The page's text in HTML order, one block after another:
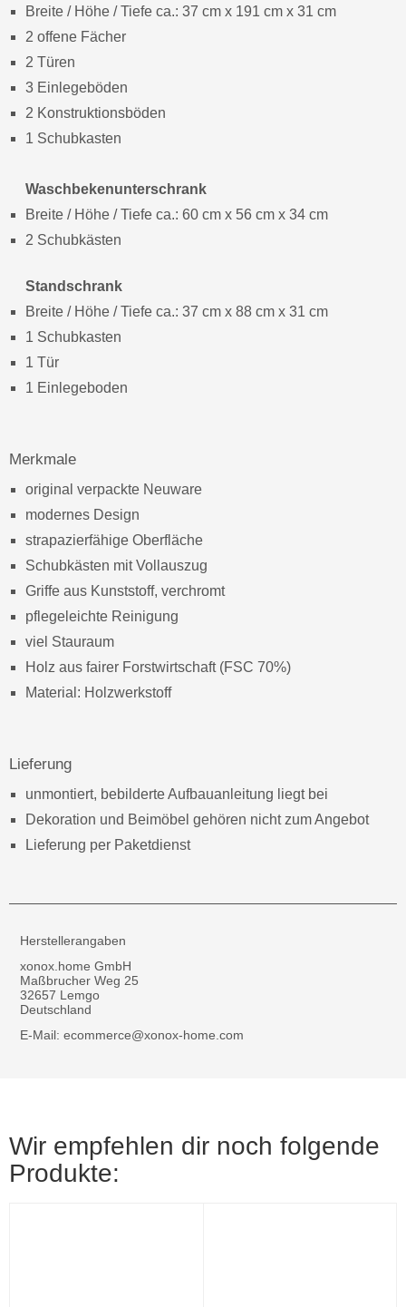
Breite / Höhe / Tiefe ca.: 37 cm x 191 cm x 31 cm
2 offene Fächer
2 Türen
3 Einlegeböden
2 Konstruktionsböden
1 Schubkasten
Waschbekenunterschrank
Breite / Höhe / Tiefe ca.: 60 cm x 56 cm x 34 cm
2 Schubkästen
Standschrank
Breite / Höhe / Tiefe ca.: 37 cm x 88 cm x 31 cm
1 Schubkasten
1 Tür
1 Einlegeboden
Merkmale
original verpackte Neuware
modernes Design
strapazierfähige Oberfläche
Schubkästen mit Vollauszug
Griffe aus Kunststoff, verchromt
pflegeleichte Reinigung
viel Stauraum
Holz aus fairer Forstwirtschaft (FSC 70%)
Material: Holzwerkstoff
Lieferung
unmontiert, bebilderte Aufbauanleitung liegt bei
Dekoration und Beimöbel gehören nicht zum Angebot
Lieferung per Paketdienst
Herstellerangaben
xonox.home GmbH
Maßbrucher Weg 25
32657 Lemgo
Deutschland
E-Mail: ecommerce@xonox-home.com
Wir empfehlen dir noch folgende
Produkte: